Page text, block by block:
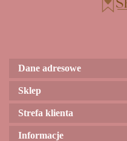
Dane adresowe
Sklep
Strefa klienta
Informacje